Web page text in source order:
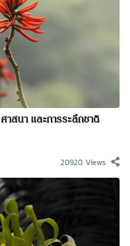
าสนา และการระลึกชาติ
20920 Views